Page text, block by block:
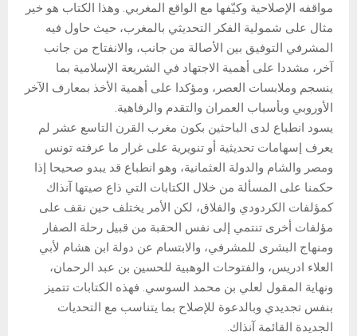
مواقفه الإصلاحية وكيّفها مع الواقع المغربي. وهذا الكتاب هو خير
مثال على شمولية الفكر التحديثي بالمغرب، حيث حاول فيه
المشرفي التوفيق بين الأصالة من جانب، والانفتاح من جانب
آخر، مشددا على أهمية الاجتهاد في الشريعة الإسلامية بما
ينسجم وملابسات العصر، ومؤكدا على أهمية الأخذ بمعارف الآخر
الأوروبي وبأسباب العمران والتقدم والرفاهية.
يسود انطباع لدى الباحثين بكون مغرب القرن التاسع عشر لم
يعرف إسهامات تحديثية أو تنويرية على غرار ما عرفته تونس
ومصر والشام والدولة العثمانية، وهو انطباع قد يبدو صحيحا إذا
حكمنا على المسألة من خلال الكتابات التي ذاع صيتها آنذاك
كمؤلفات الكردودي والفلاق، لكن الأمر يختلف حين نقف على
مؤلفات أخرى تنتمي إلى نفس الحقبة من قبيل رحلة الصفار
ومنهاج البشرى للمشرفي، والابتسام عن دولة ابن هشام لأبي
العلاء ادريس، والفتوحات الوهبية للحسين بن عبد الرحمان،
ونهاية المقول لعلي بن محمد السوسي. فهذه الكتابات تتميز
بنفس تجديدي وبالدعوة للإصلاح بما يتناسب مع التحديات
الجديدة القائمة آنذاك.